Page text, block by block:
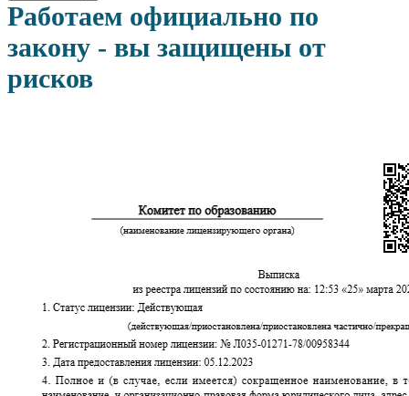
Работаем официально по
закону - вы защищены от
рисков